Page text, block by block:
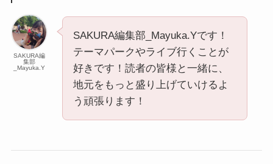
SAKURA編
集部
_Mayuka.Y
SAKURA編集部_Mayuka.Yです！
テーマパークやライブ行くことが
好きです！読者の皆様と一緒に、
地元をもっと盛り上げていけるよ
う頑張ります！